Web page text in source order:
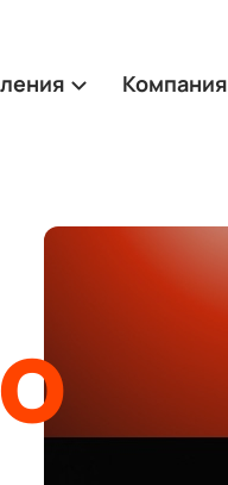
Компания